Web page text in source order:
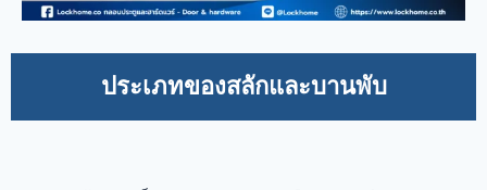
ประเภทของสลักและบานพับ